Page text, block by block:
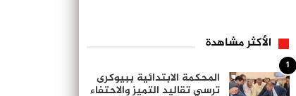
الأكثر مشاهدة
1
المحكمة الابتدائية ببيوكرى
ترسي تقاليد التميز والاحتفاء